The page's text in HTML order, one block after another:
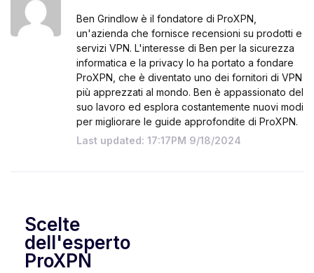
Ben Grindlow è il fondatore di ProXPN,
un'azienda che fornisce recensioni su prodotti e
servizi VPN. L'interesse di Ben per la sicurezza
informatica e la privacy lo ha portato a fondare
ProXPN, che è diventato uno dei fornitori di VPN
più apprezzati al mondo. Ben è appassionato del
suo lavoro ed esplora costantemente nuovi modi
per migliorare le guide approfondite di ProXPN.
Last updated: 17:17PM 9/18/2024
Scelte
dell'esperto
ProXPN